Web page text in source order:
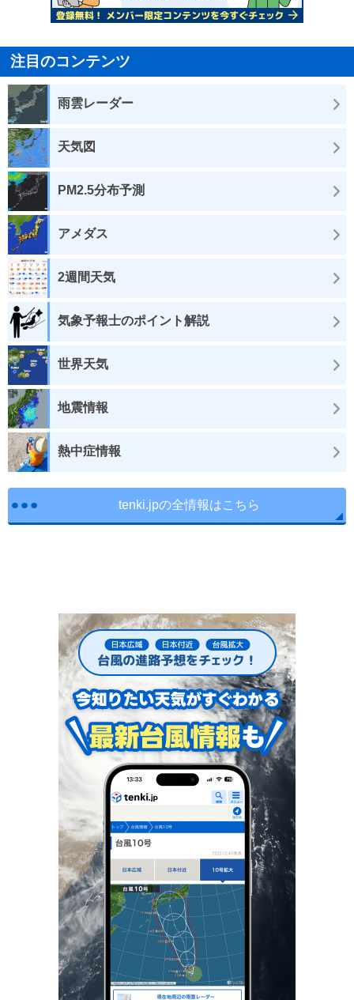
注目のコンテンツ
雨雲レーダー
天気図
PM2.5分布予測
アメダス
2週間天気
気象予報士のポイント解説
世界天気
地震情報
熱中症情報
tenki.jpの全情報はこちら